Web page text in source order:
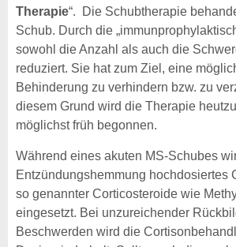
Therapie“. Die Schubtherapie
Schub. Durch die
sowohl die Anzahl als auch die
reduziert. Sie hat zum Ziel, eine
Behinderung zu verhindern bzw. zu
diesem Grund wird die Therapie
möglichst früh begonnen.
Während eines akuten MS-Schubes
Entzündungs­hemmung hochdosiertes
so genannter Corticosteroide wie
eingesetzt. Bei unzureichender
Beschwerden wird die